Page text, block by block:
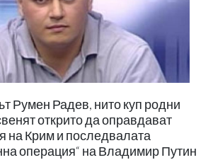
Румен Радев, нито куп родни
открито да оправдават
на Крим и последвалата
операция“ на Владимир Путин